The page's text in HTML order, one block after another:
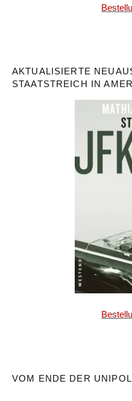
AKTUALISIERTE
STAATSTREICH IN
VOM ENDE DER